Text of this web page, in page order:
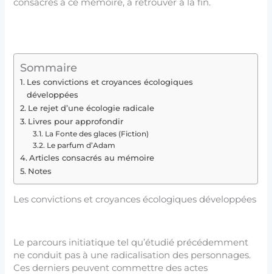
consacrés à ce mémoire, à retrouver à la fin.
Sommaire
Les convictions et croyances écologiques
développées
Le rejet d’une écologie radicale
Livres pour approfondir
La Fonte des glaces (Fiction)
Le parfum d’Adam
Articles consacrés au mémoire
Notes
Les convictions et croyances écologiques développées
Le parcours initiatique tel qu’étudié précédemment
ne conduit pas à une radicalisation des personnages.
Ces derniers peuvent commettre des actes